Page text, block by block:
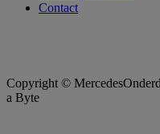
Contact
Copyright ©
a Byte